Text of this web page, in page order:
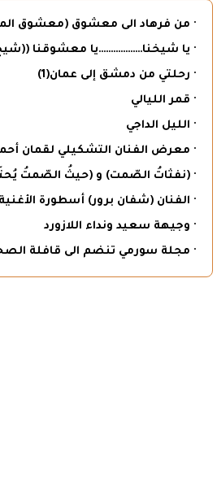
· من فرهاد الى معشوق (معشوق
· يا شيخنا………………يا معشوقنا
· رحلتي من دمشق إلى عمان(1)
· قمر الليالي
· الليل الداجي
· معرض الفنان التشكيلي لقمان
· (نفثاتُ الصّمت) و (حيثُ الصّمتُ
· الفنان (شفان برور) أسطورة الأغنية
· وجيهة سعيد ونداء اللازورد
· مجلة سورمي تنضم الى قافلة